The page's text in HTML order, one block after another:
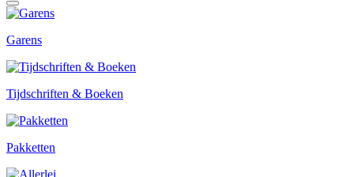
Garens
Tijdschriften & Boeken
Pakketten